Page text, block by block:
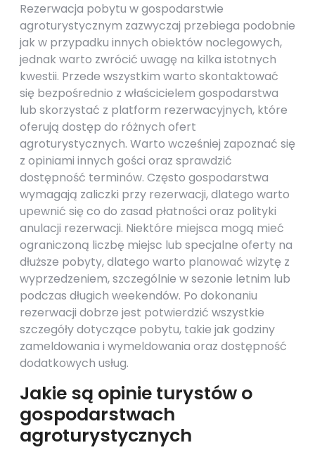
Rezerwacja pobytu w gospodarstwie
agroturystycznym zazwyczaj przebiega podobnie
jak w przypadku innych obiektów noclegowych,
jednak warto zwrócić uwagę na kilka istotnych
kwestii. Przede wszystkim warto skontaktować
się bezpośrednio z właścicielem gospodarstwa
lub skorzystać z platform rezerwacyjnych, które
oferują dostęp do różnych ofert
agroturystycznych. Warto wcześniej zapoznać się
z opiniami innych gości oraz sprawdzić
dostępność terminów. Często gospodarstwa
wymagają zaliczki przy rezerwacji, dlatego warto
upewnić się co do zasad płatności oraz polityki
anulacji rezerwacji. Niektóre miejsca mogą mieć
ograniczoną liczbę miejsc lub specjalne oferty na
dłuższe pobyty, dlatego warto planować wizytę z
wyprzedzeniem, szczególnie w sezonie letnim lub
podczas długich weekendów. Po dokonaniu
rezerwacji dobrze jest potwierdzić wszystkie
szczegóły dotyczące pobytu, takie jak godziny
zameldowania i wymeldowania oraz dostępność
dodatkowych usług.
Jakie są opinie turystów o
gospodarstwach
agroturystycznych